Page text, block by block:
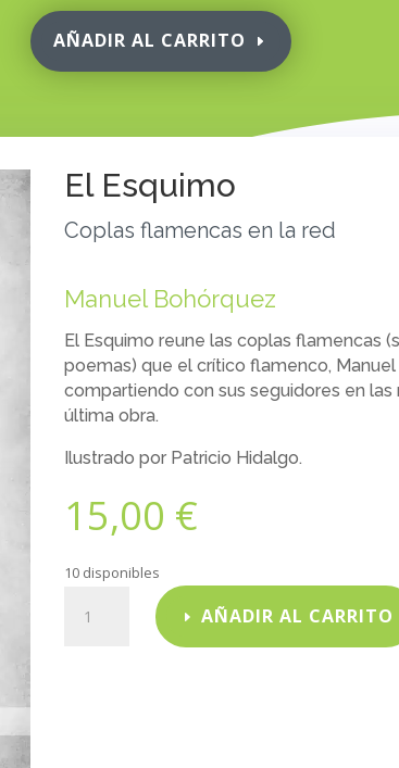
AÑADIR AL CARRITO
El Esquimo
Coplas flamencas en la red
Manuel Bohórquez
El Esquimo reune las coplas flamencas
poemas) que el crítico flamenco,
compartiendo con sus seguidores en
última obra.
Ilustrado por Patricio Hidalgo.
15,00 €
10 disponibles
Esquimo
AÑADIR AL CARRITO